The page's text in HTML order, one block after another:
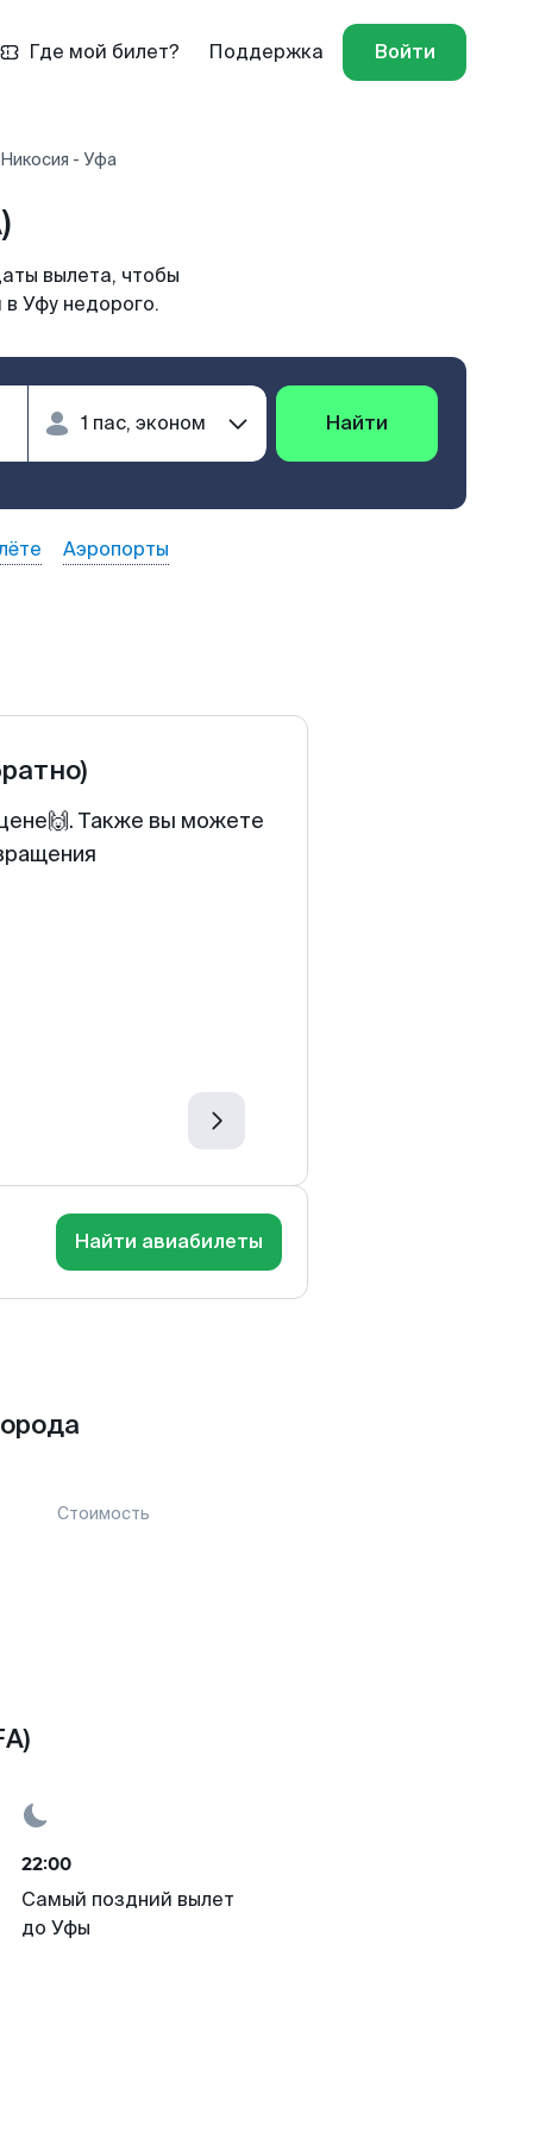
Где мой билет? Поддержка Войти
- Уфа
вылета, чтобы
Уфу недорого.
Найти
Аэропорты
Также вы можете
Найти авиабилеты
Стоимость
22:00
Самый поздний вылет
до Уфы